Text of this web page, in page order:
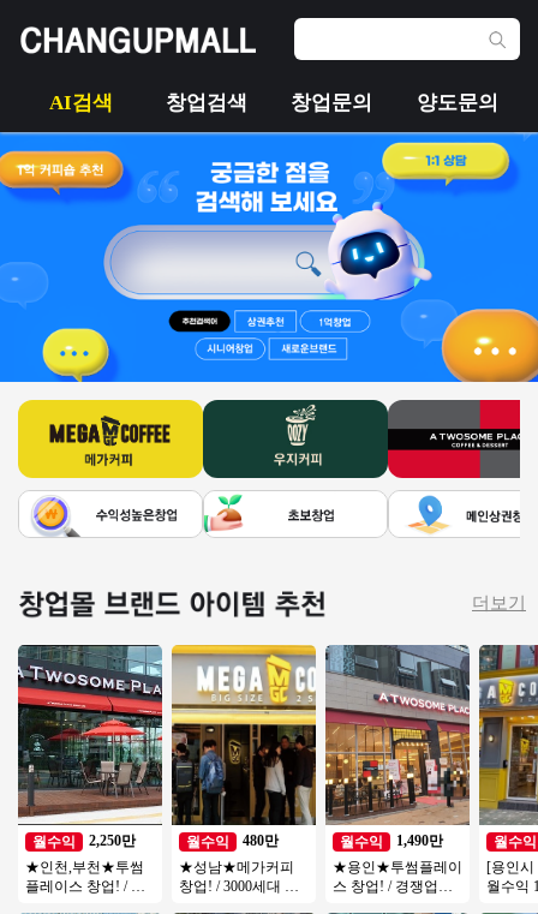
AI검색 창업검색 창업문의 양도문의
더보기
월수익
2,250만
★인천,부천★투썸
플레이스 창업! / 지
월수익
480만
★성남★메가커피
창업! / 3000세대 이
월수익
1,490만
★용인★투썸플레이
스 창업! / 경쟁업체
월수익
[용인
월수익